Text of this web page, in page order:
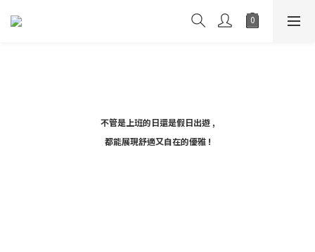
不管是上班的日還是假日出遊 ,
都能展現舒適又自在的優雅 !